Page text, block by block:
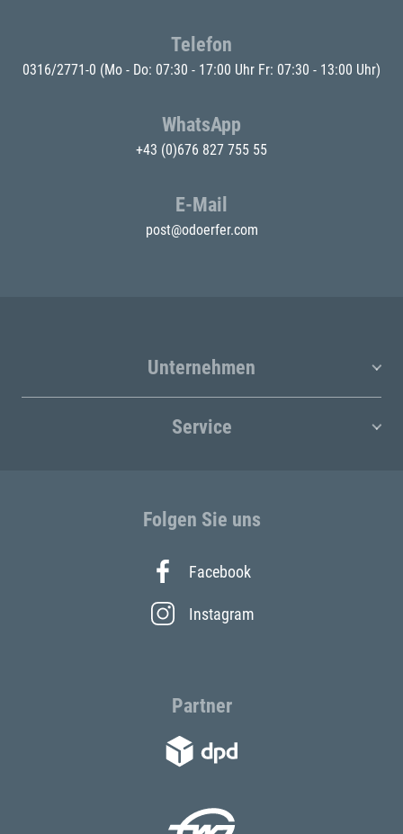
Telefon
0316/2771-0 (Mo - Do: 07:30 - 17:00 Uhr Fr: 07:30 - 13:00 Uhr)
WhatsApp
+43 (0)676 827 755 55
E-Mail
post@odoerfer.com
Unternehmen
Service
Folgen Sie uns
Facebook
Instagram
Partner